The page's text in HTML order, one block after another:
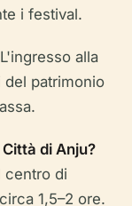
i festival.
alla
patrimonio
di Anju?
centro di
1,5–2 ore.